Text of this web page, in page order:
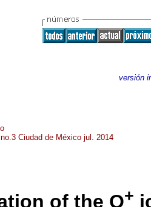
versión
Ciudad de México jul. 2014
of the O+